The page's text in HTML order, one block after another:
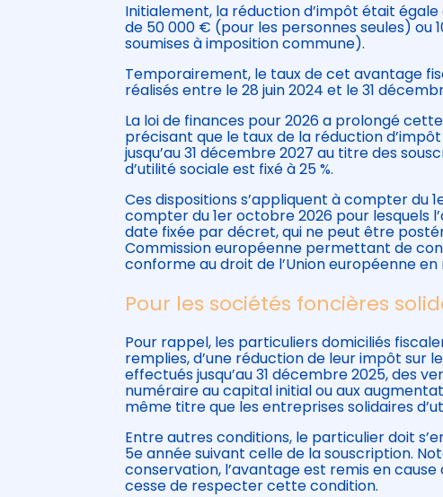
Initialement, la réduction d’impôt était
de 50 000 € (pour les personnes seules) ou
soumises à imposition commune).
Temporairement, le taux de cet avantage
réalisés entre le 28 juin 2024 et le 31
La loi de finances pour 2026 a prolongé
précisant que le taux de la réduction
jusqu’au 31 décembre 2027 au titre des
d’utilité sociale est fixé à 25 %.
Ces dispositions s’appliquent à compter du
compter du 1er octobre 2026 pour lesquels
date fixée par décret, qui ne peut être
Commission européenne permettant de
conforme au droit de l’Union européenne en
Pour les sociétés foncières
Pour rappel, les particuliers domiciliés
remplies, d’une réduction de leur impôt sur
effectués jusqu’au 31 décembre 2025, des
numéraire au capital initial ou aux
même titre que les entreprises solidaires
Entre autres conditions, le particulier doit
5e année suivant celle de la souscription.
conservation, l’avantage est remis en
cesse de respecter cette condition.